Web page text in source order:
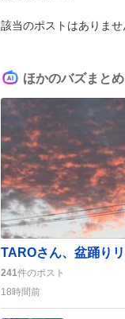
該当のポストはありませ
ほかのバズまとめ
241件のポスト
18時間前